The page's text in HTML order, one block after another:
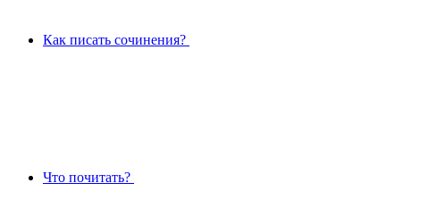
Как писать сочинения?
Что почитать?